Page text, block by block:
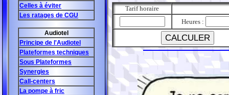
Celles à éviter
Les ratages de CGU
Audiotel
Principe de l'Audiotel
Plateformes techniques
Sous Plateformes
Synergies
Call-centers
La pompe à fric
Tarif horaire
Heures :